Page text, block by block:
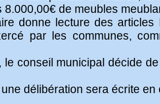
de meubles
donne lecture des
par les communes,
conseil municipal décide
délibération sera écrite en